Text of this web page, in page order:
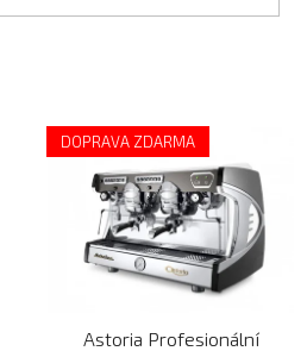
DOPRAVA ZDARMA
Astoria Profesionální